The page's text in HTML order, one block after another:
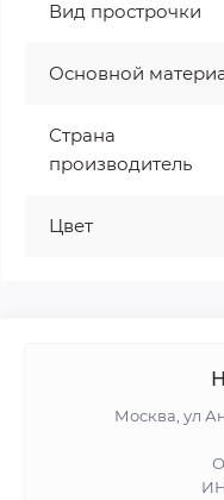
Вид прострочки
Основной
Страна
производитель
Цвет
Москва, ул